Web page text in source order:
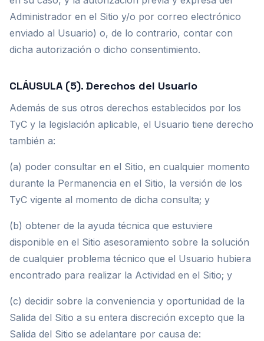
Administrador en el Sitio y/o por correo electrónico
enviado al Usuario) o, de lo contrario, contar con
dicha autorización o dicho consentimiento.
CLÁUSULA (5). Derechos del Usuario
Además de sus otros derechos establecidos por los
TyC y la legislación aplicable, el Usuario tiene derecho
también a:
(a) poder consultar en el Sitio, en cualquier momento
durante la Permanencia en el Sitio, la versión de los
TyC vigente al momento de dicha consulta; y
(b) obtener de la ayuda técnica que estuviere
disponible en el Sitio asesoramiento sobre la solución
de cualquier problema técnico que el Usuario hubiera
encontrado para realizar la Actividad en el Sitio; y
(c) decidir sobre la conveniencia y oportunidad de la
Salida del Sitio a su entera discreción excepto que la
Salida del Sitio se adelantare por causa de: